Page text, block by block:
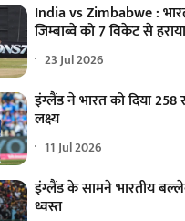
India vs Zimbabwe :
जिम्बाब्वे को 7 विकेट से
23 Jul 2026
इंग्लैंड ने भारत को दिया 258
लक्ष्य
11 Jul 2026
इंग्लैंड के सामने भारतीय
ध्वस्त